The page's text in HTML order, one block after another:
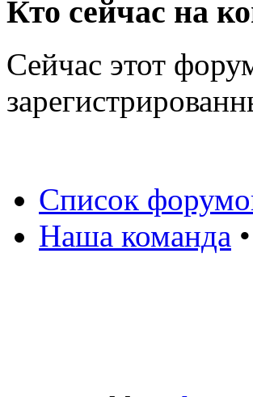
Кто сейчас на
Сейчас этот
Список
Наша команда •